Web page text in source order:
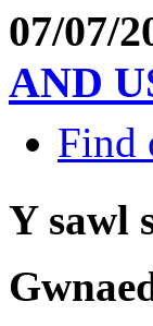
07/07/
AND
Find
Y sawl